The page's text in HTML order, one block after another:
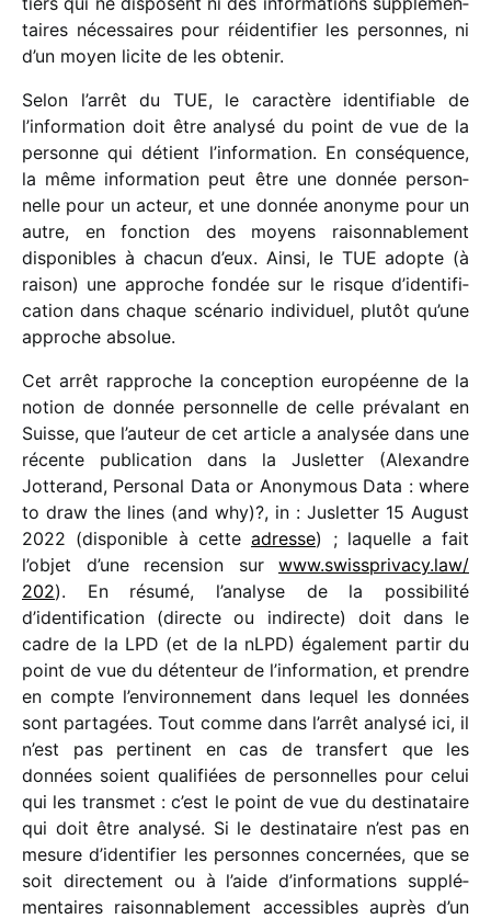
taires néces­saires pour réiden­ti­fier les personnes, ni
d’un moyen licite de les obtenir.
Selon l’arrêt du TUE, le carac­tère iden­ti­fiable de
l’information doit être analysé du point de vue de la
personne qui détient l’information. En consé­quence,
la même infor­ma­tion peut être une donnée person­
nelle pour un acteur, et une donnée anonyme pour un
autre, en fonc­tion des moyens raison­na­ble­ment
dispo­nibles à chacun d’eux. Ainsi, le TUE adopte (à
raison) une approche fondée sur le risque d’iden­ti­fi­
ca­tion dans chaque scéna­rio indi­vi­duel, plutôt qu’une
approche absolue.
Cet arrêt rapproche la concep­tion euro­péenne de la
notion de donnée person­nelle de celle préva­lant en
Suisse, que l’auteur de cet article a analy­sée dans une
récente publi­ca­tion dans la Jusletter (Alexandre
Jotterand, Personal Data or Anonymous Data : where
to draw the lines (and why)?, in : Jusletter 15 August
2022 (dispo­nible à cette adresse) ; laquelle a fait
l’objet d’une recen­sion sur www​.swiss​pri​vacy​.law/​
202). En résumé, l’analyse de la possi­bi­lité
d’identification (directe ou indi­recte) doit dans le
cadre de la LPD (et de la nLPD) égale­ment partir du
point de vue du déten­teur de l’information, et prendre
en compte l’environnement dans lequel les données
sont parta­gées. Tout comme dans l’arrêt analysé ici, il
n’est pas perti­nent en cas de trans­fert que les
données soient quali­fiées de person­nelles pour celui
qui les trans­met : c’est le point de vue du desti­na­taire
qui doit être analysé. Si le desti­na­taire n’est pas en
mesure d’identifier les personnes concer­nées, que se
soit direc­te­ment ou à l’aide d’informations supplé­
men­taires raison­na­ble­ment acces­sibles auprès d’un